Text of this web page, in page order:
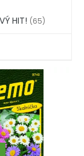
HIT! (65)